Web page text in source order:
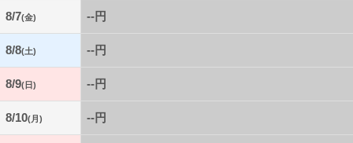
8/7(金) --円
8/8(土) --円
8/9(日) --円
8/10(月) --円